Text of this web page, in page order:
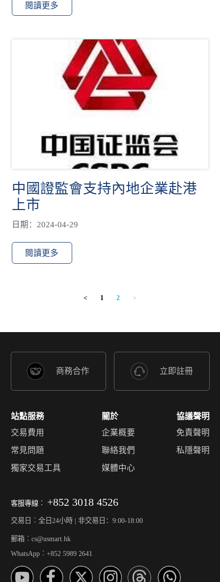
閱讀更多
中國證監會支持內地企業赴港
上市
日期：2024-04-29
閱讀更多
< 1 2 >
商務合作 立即註冊
站點服務
交易費用
常見問題
獨家交易工具
關於
企業概要
聯絡我們
媒體中心
協議聲明
免責聲明
私隱聲明
客服專線︰ +852 3018 4526
交易日︰全日24小時 | 非交易日：9:00-18:00
郵箱︰cs@usmart.hk
WhatsApp︰+852 5989 2641